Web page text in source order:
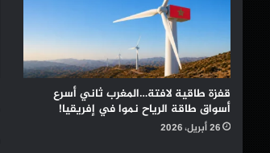
قفزة طاقية لافتة…المغرب ثاني أسرع
أسواق طاقة الرياح نموا في إفريقيا!
26 أبريل، 2026